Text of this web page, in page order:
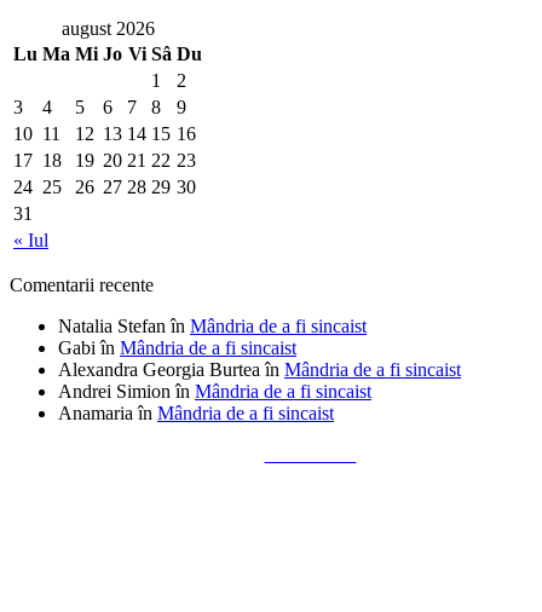
august 2026
Lu Ma Mi Jo Vi Sâ Du
« Iul
1
2
3
4 5 6 7 8
9
10 11 12 13 14 15 16
17 18 19 20 21 22 23
24 25 26 27 28 29 30
31
Comentarii recente
Natalia Stefan în Mândria de a fi sincaist
Gabi în Mândria de a fi sincaist
Alexandra Georgia Burtea în Mândria de a fi sincaist
Andrei Simion în Mândria de a fi sincaist
Anamaria în Mândria de a fi sincaist